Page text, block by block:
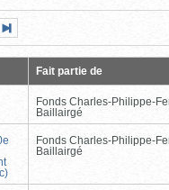
page
Fait partie de
Fonds Charles-Philippe-
Baillairgé
Fonds Charles-Philippe-
Baillairgé